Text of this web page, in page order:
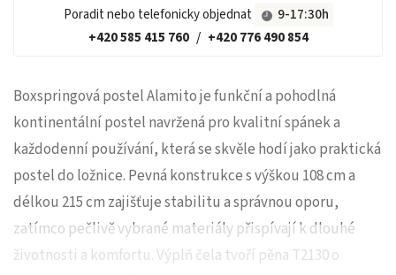
Poradit nebo telefonicky objednat
9-17:30h
+420 585 415 760 / +420 776 490 854
Boxspringová postel Alamito je funkční a pohodlná
kontinentální postel navržená pro kvalitní spánek a
každodenní používání, která se skvěle hodí jako praktická
postel do ložnice. Pevná konstrukce s výškou 108 cm a
délkou 215 cm zajišťuje stabilitu a správnou oporu,
zatímco pečlivě vybrané materiály přispívají k dlouhé
životnosti a komfortu. Výplň čela tvoří pěna T2130 o